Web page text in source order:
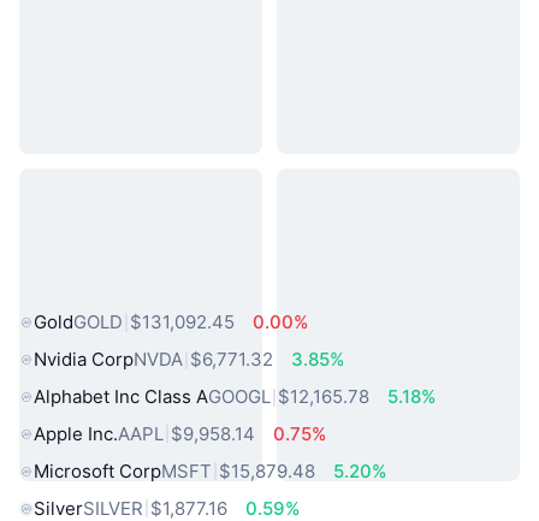
GoldGOLD $131,092.45
0.00%
Nvidia CorpNVDA $6,771.32
3.85%
Alphabet Inc Class AGOOGL $12,165.78
5.18%
Apple Inc.AAPL $9,958.14
0.75%
Microsoft CorpMSFT $15,879.48
5.20%
SilverSILVER $1,877.16
0.59%